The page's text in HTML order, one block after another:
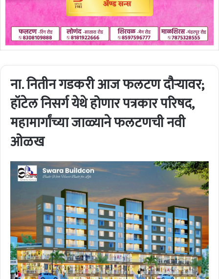
ना. नितीन गडकरी आज फलटण दौऱ्यावर;
हॉटेल निसर्ग येथे होणार पत्रकार परिषद,
महामार्गांच्या जाळ्याने फलटणची नवी
ओळख